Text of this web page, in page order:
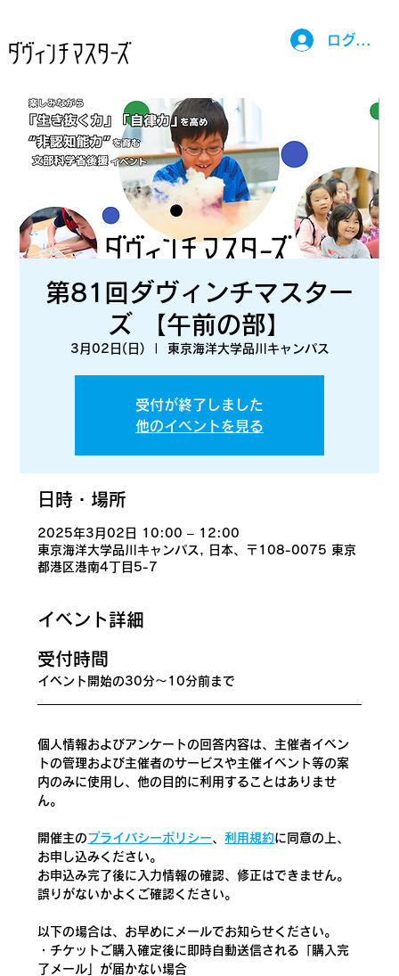
第81回ダヴィンチマスター
ズ 【午前の部】
3月02日(日) 東京海洋大学品川キャンパス
受付が終了しました
他のイベントを見る
日時・場所
2025年3月02日 10:00 – 12:00
東京海洋大学品川キャンパス, 日本、〒108-0075 東京
都港区港南4丁目5-7
イベント詳細
​受付時間
イベント開始の30分〜10分前まで
個人情報およびアンケートの回答内容は、主催者イベン
トの管理および主催者のサービスや主催イベント等の案
内のみに使用し、他の目的に利用することはありませ
ん。
開催主のプライバシーポリシー、利用規約に同意の上、
お申し込みください。
お申込み完了後に入力情報の確認、修正はできません。
誤りがないかよくご確認ください。
以下の場合は、お早めにメールでお知らせください。
・チケットご購入確定後に即時自動送信される「購入完
了メール」が届かない場合
ログイン